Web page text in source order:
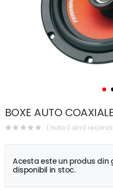
BOXE AUTO
( Nota 0 din 0
Acesta este un produs din
disponibil in stoc.